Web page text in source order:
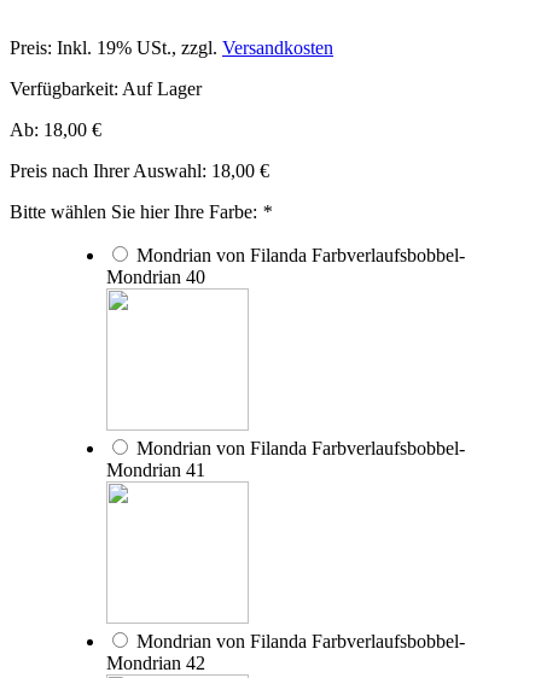
Preis: Inkl. 19% USt., zzgl. Versandkosten
Verfügbarkeit: Auf Lager
Ab: 18,00 €
Preis nach Ihrer Auswahl: 18,00 €
Bitte wählen Sie hier Ihre Farbe: *
Mondrian von Filanda Farbverlaufsbobbel-
Mondrian 40
Mondrian von Filanda Farbverlaufsbobbel-
Mondrian 41
Mondrian von Filanda Farbverlaufsbobbel-
Mondrian 42